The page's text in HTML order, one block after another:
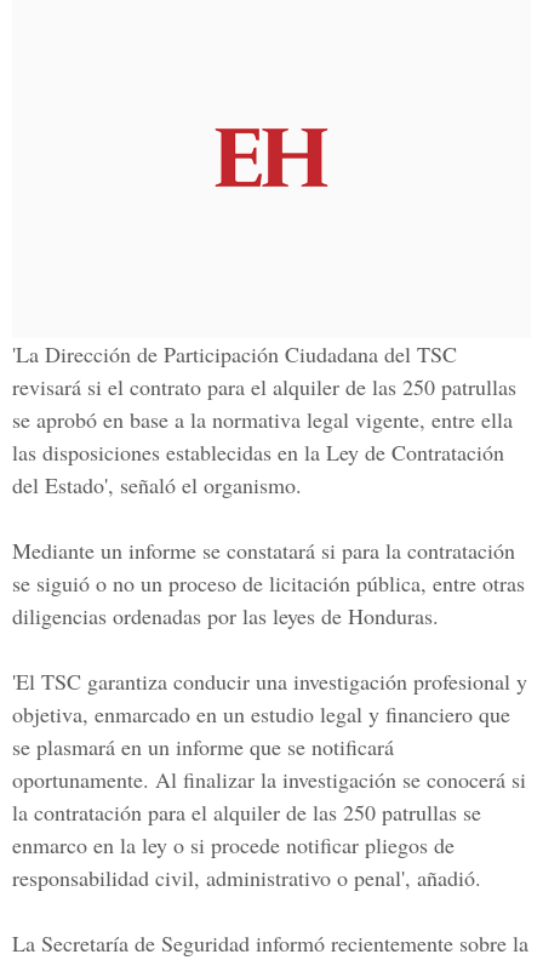
'La Dirección de Participación Ciudadana del TSC
revisará si el contrato para el alquiler de las 250 patrullas
se aprobó en base a la normativa legal vigente, entre ella
las disposiciones establecidas en la Ley de Contratación
del Estado', señaló el organismo.
Mediante un informe se constatará si para la contratación
se siguió o no un proceso de licitación pública, entre otras
diligencias ordenadas por las leyes de Honduras.
'El TSC garantiza conducir una investigación profesional y
objetiva, enmarcado en un estudio legal y financiero que
se plasmará en un informe que se notificará
oportunamente. Al finalizar la investigación se conocerá si
la contratación para el alquiler de las 250 patrullas se
enmarco en la ley o si procede notificar pliegos de
responsabilidad civil, administrativo o penal', añadió.
La Secretaría de Seguridad informó recientemente sobre la